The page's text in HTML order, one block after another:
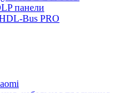
панели
Bus PRO